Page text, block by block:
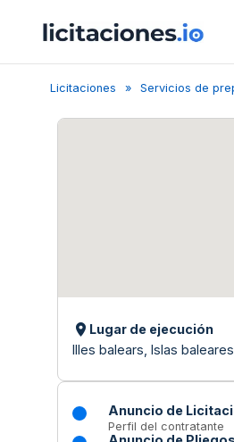
Licitaciones Servicios de
Lugar de ejecución
Illes balears, Islas
Anuncio de
Perfil del contratante